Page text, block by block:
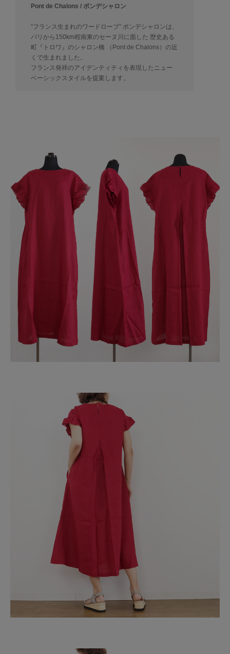
Pont de Chalons / ポンデシャロン
“フランス生まれのワードローブ” ポンデシャロンは、
パリから150km程南東のセーヌ川に面した 歴史ある
町『トロワ』のシャロン橋 （Pont de Chalons）の近
くで生まれました。
フランス発祥のアイデンティティを表現したニュー
ベーシックスタイルを提案します。